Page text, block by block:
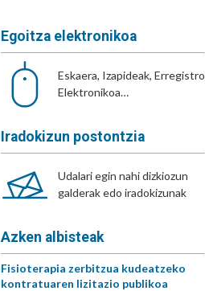
Egoitza elektronikoa
Eskaera, Izapideak, Erregistro
Elektronikoa…
Iradokizun postontzia
Udalari egin nahi dizkiozun
galderak edo iradokizunak
Azken albisteak
Fisioterapia zerbitzua kudeatzeko
kontratuaren lizitazio publikoa